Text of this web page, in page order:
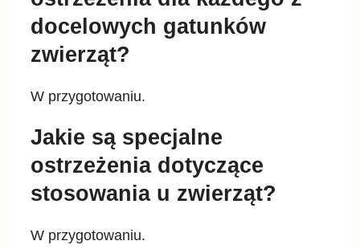
docelowych gatunków
zwierząt?
W przygotowaniu.
Jakie są specjalne
ostrzeżenia dotyczące
stosowania u zwierząt?
W przygotowaniu.